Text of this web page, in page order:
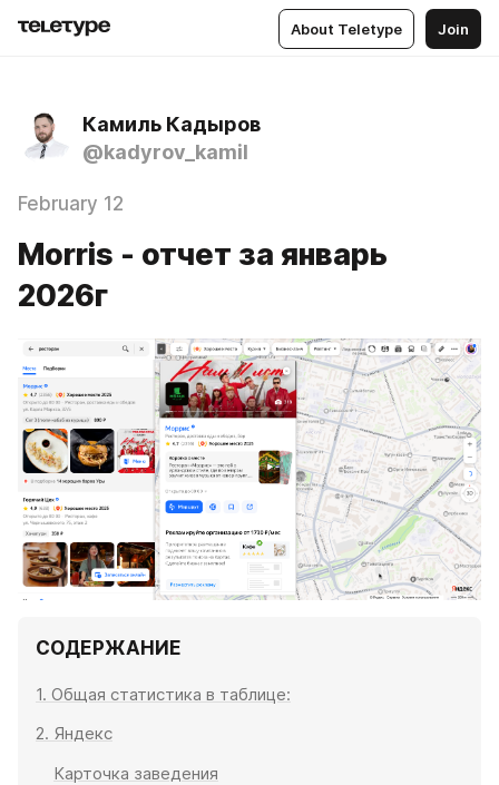
About Teletype Join
Камиль Кадыров
@kadyrov_kamil
February 12
Morris - отчет за январь
2026г
СОДЕРЖАНИЕ
1. Общая статистика в таблице:
2. Яндекс
Карточка заведения